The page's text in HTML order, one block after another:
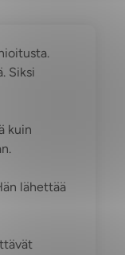
Siksi
kuin
lähettää